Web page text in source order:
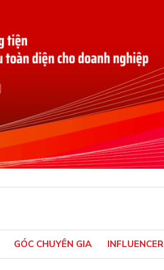
GÓC CHUYÊN GIA INFLUENCER